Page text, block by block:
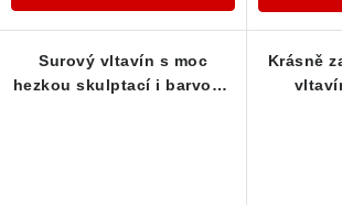
Surový vltavín s moc
hezkou skulptací i barvou -
Krásně